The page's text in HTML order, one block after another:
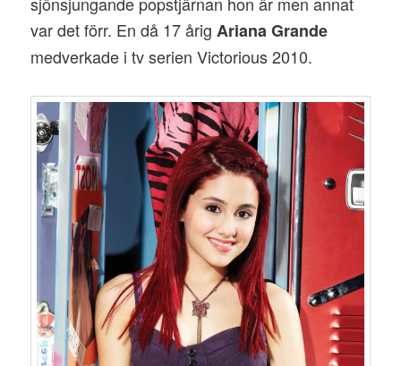
var det förr. En då 17 årig Ariana Grande
medverkade i tv serien Victorious 2010.